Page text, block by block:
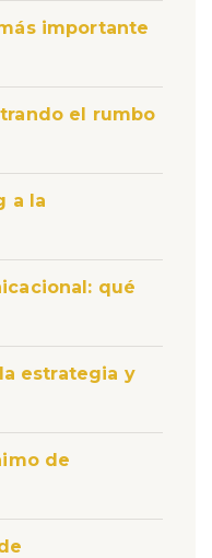
importante
el rumbo
a la
qué
estrategia y
de